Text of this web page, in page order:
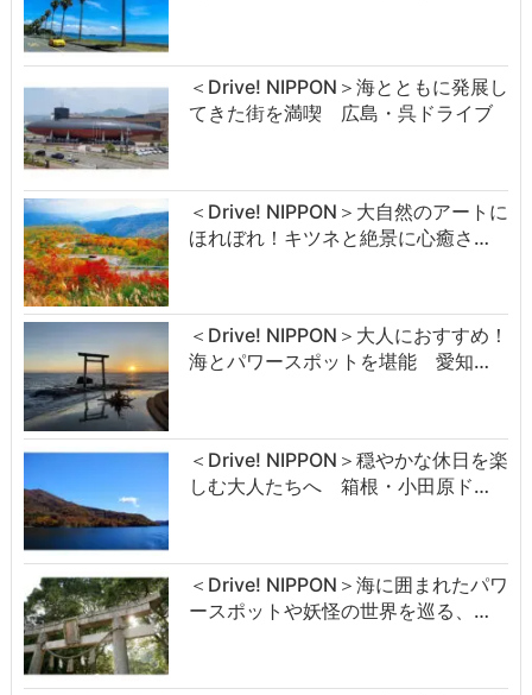
＜Drive! NIPPON＞海とともに発展し
てきた街を満喫 広島・呉ドライブ
＜Drive! NIPPON＞大自然のアートに
ほれぼれ！キツネと絶景に心癒さ…
＜Drive! NIPPON＞大人におすすめ！
海とパワースポットを堪能 愛知…
＜Drive! NIPPON＞穏やかな休日を楽
しむ大人たちへ 箱根・小田原ド…
＜Drive! NIPPON＞海に囲まれたパワ
ースポットや妖怪の世界を巡る、…